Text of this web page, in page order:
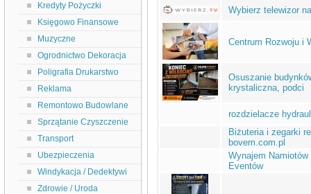
Kredyty Pożyczki
Księgowo Finansowe
Muzyczne
Ogrodnictwo Dekoracja
Poligrafia Drukarstwo
Reklama
Remontowo Budowlane
Sprzątanie Czyszczenie
Transport
Ubezpieczenia
Windykacja / Dedektywi
Zdrowie / Uroda
Wybierz telewizor
Centrum Rozwoju i
Osuszanie
krystaliczna, podci
rozdzielacze
Biżuteria i zegarki
bovem.com.pl
Wynajem
Eventów